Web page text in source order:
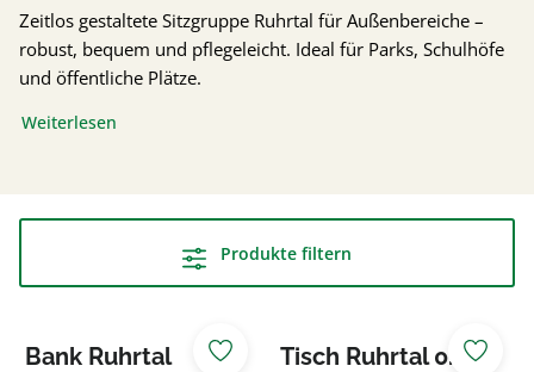
Zeitlos gestaltete Sitzgruppe Ruhrtal für Außenbereiche –
robust, bequem und pflegeleicht. Ideal für Parks, Schulhöfe
und öffentliche Plätze.
Weiterlesen
Produkte filtern
Bank Ruhrtal
Tisch Ruhrtal 0.53